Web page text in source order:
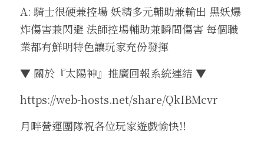
A: 騎士很硬兼控場 妖精多元輔助兼輸出 黑妖爆
炸傷害兼閃避 法師控場輔助兼瞬間傷害 每個職
業都有鮮明特色讓玩家充份發揮
▼ 關於『太陽神』推廣回報系統連結 ▼
https://web-hosts.net/share/QkIBMcvr
月畔營運團隊祝各位玩家遊戲愉快!!